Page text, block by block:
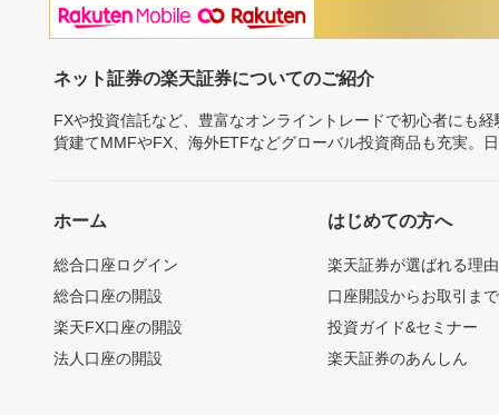
ネット証券の楽天証券についてのご紹介
FXや投資信託など、豊富なオンライントレードで初心者にも
貨建てMMFやFX、海外ETFなどグローバル投資商品も充実。
ホーム
総合口座ログイン
総合口座の開設
楽天FX口座の開設
法人口座の開設
はじめての方へ
楽天証券が選ばれる理由
口座開設からお取引ま
投資ガイド&セミナー
楽天証券のあんしん